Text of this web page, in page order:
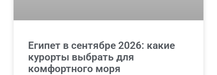
Египет в сентябре 2026: какие
курорты выбрать для
комфортного моря